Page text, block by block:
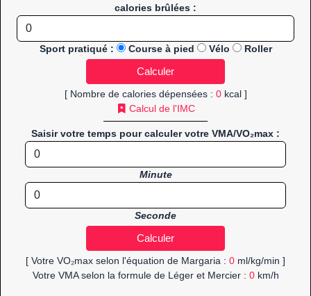
calories brûlées :
Sport pratiqué : Course à pied Vélo Roller
[ Nombre de calories dépensées : 0kcal ]
Calcul de l'IMC
Saisir votre temps pour calculer votre VMA/VO₂max :
Minute
Seconde
[ Votre VO₂max selon l'équation de Margaria : 0 ml/kg/min ]
Votre VMA selon la formule de Léger et Mercier : 0km/h